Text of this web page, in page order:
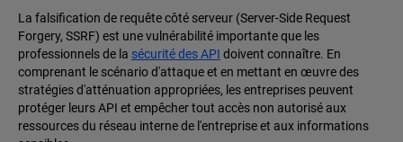
La falsification de requête côté serveur (Server-Side Request
Forgery, SSRF) est une vulnérabilité importante que les
professionnels de la sécurité des API doivent connaître. En
comprenant le scénario d'attaque et en mettant en œuvre des
stratégies d'atténuation appropriées, les entreprises peuvent
protéger leurs API et empêcher tout accès non autorisé aux
ressources du réseau interne de l'entreprise et aux informations